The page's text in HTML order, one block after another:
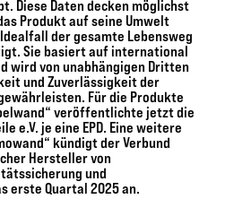
Diese Daten decken möglichst
Produkt auf seine Umwelt
der gesamte Lebensweg
Sie basiert auf international
wird von unabhängigen Dritten
und Zuverlässigkeit der
Für die Produkte
veröffentlichte jetzt die
e.V. je eine EPD. Eine weitere
kündigt der Verbund
Hersteller von
und
erste Quartal 2025 an.